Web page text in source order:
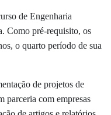
de Engenharia
Como pré-requisito, os
o quarto período de sua
de projetos de
parceria com empresas